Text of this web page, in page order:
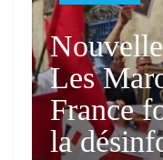
Les
France
la